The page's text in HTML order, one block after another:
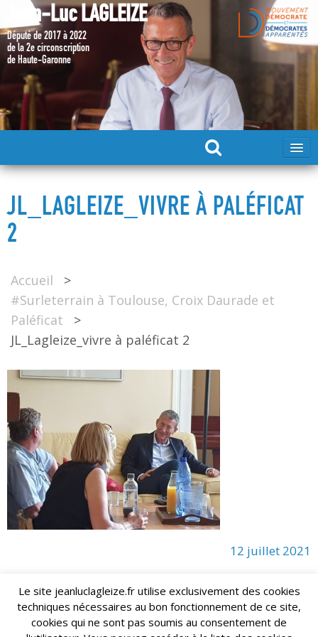
Jean-Luc LAGLEIZE
Député de 2017 à 2022
de la 2e circonscription
de Haute-Garonne
MA CANDIDATURE 2024
MES ACTIONS 2017 – 2022
JL_LAGLEIZE_VIVRE À PALÉFICAT
2
Accueil
>
#Surleterrain à Toulouse, Croix Daurade et
Paléficat
>
JL_Lagleize_vivre à paléficat 2
12 juillet 2021
Jean-Luc LAGLEIZE - e-mail : lagleize2024@gmail.com
Le site jeanluclagleize.fr utilise exclusivement des cookies
techniques nécessaires au bon fonctionnement de ce site,
cookies qui ne sont pas soumis au consentement de